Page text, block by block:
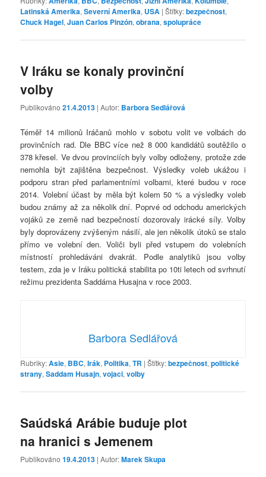
Latinská Amerika,Severní Amerika, USA |Štítky:bezpečnost,
Chuck Hagel,Juan Carlos Pinzón,obrana,spolupráce
V Iráku se konaly provinční
volby
Publikováno21.4.2013 | Autor: Barbora Sedlářová
Téměř 14 milionů Iráčanů mohlo v sobotu volit ve volbách do
provinčních rad. Dle BBC více než 8 000 kandidátů soutěžilo o
378 křesel. Ve dvou provinciích byly volby odloženy, protože zde
nemohla být zajištěna bezpečnost. Výsledky voleb ukážou i
podporu stran před parlamentními volbami, které budou v roce
2014. Volební účast by měla být kolem 50 % a výsledky voleb
budou známy až za několik dní. Poprvé od odchodu amerických
vojáků ze země nad bezpečností dozorovaly irácké síly. Volby
byly doprovázeny zvýšeným násilí, ale jen několik útoků se stalo
přímo ve volební den. Voliči byli před vstupem do volebních
místností prohledáváni dvakrát. Podle analytiků jsou volby
testem, zda je v Iráku politická stabilita po 10ti letech od svrhnutí
režimu prezidenta Saddáma Husajna v roce 2003.
Barbora Sedlářová
Rubriky:Asie, BBC,Irák, Politika,TR |Štítky:bezpečnost,politické
strany,Saddam Husajn,vojaci,volby
Saúdská Arábie buduje plot
na hranici s Jemenem
Publikováno19.4.2013 | Autor:Marek Skupa